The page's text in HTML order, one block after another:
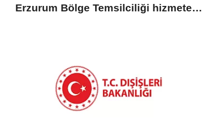
Erzurum Bölge Temsilciliği hizmete